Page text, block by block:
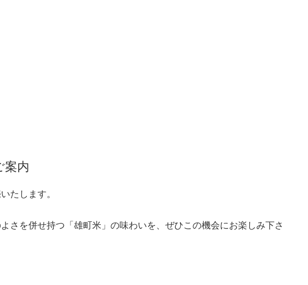
案内
たします。
さを併せ持つ「雄町米」の味わいを、ぜひこの機会にお楽しみ下さ